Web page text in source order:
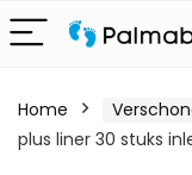
Home
plus liner 30 stuks